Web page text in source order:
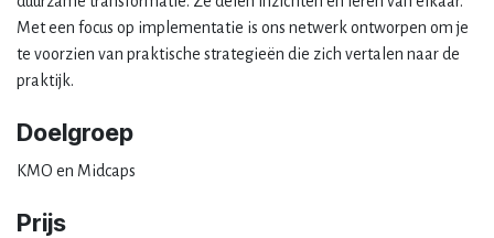
Met een focus op implementatie is ons netwerk ontworpen om je
te voorzien van praktische strategieën die zich vertalen naar de
praktijk.
Doelgroep
KMO en Midcaps
Prijs